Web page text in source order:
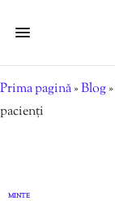
Prima pagină»Blog»
pacienți
MINTE